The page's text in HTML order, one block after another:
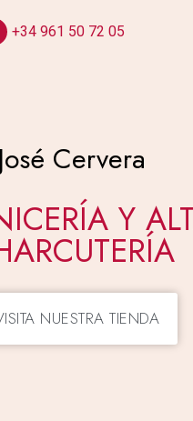
+34 961 50 72 05
José Cervera
Y
NUESTRA TIENDA